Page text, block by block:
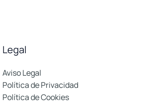
Legal
Aviso Legal
Política de Privacidad
Política de Cookies